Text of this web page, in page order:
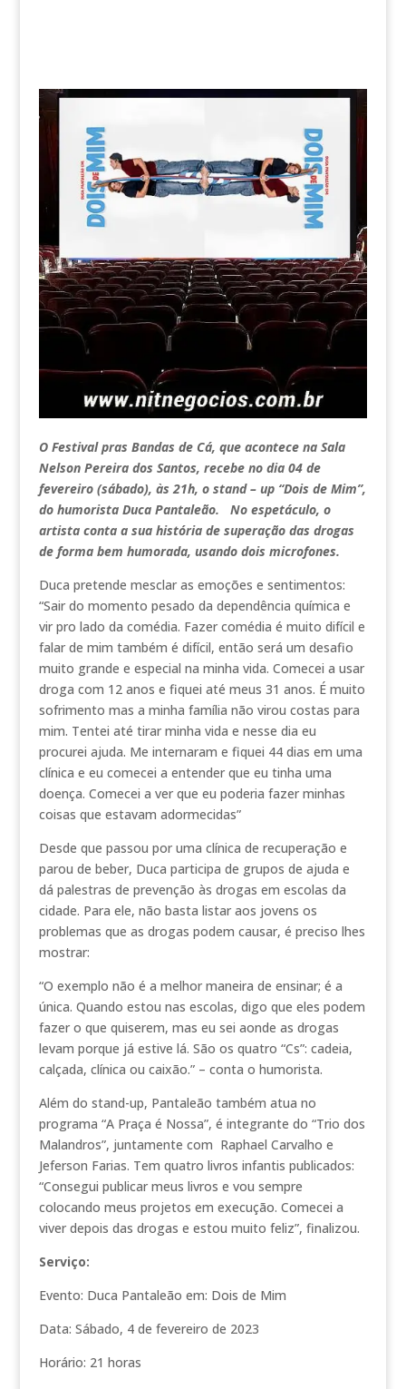
O Festival pras Bandas de Cá, que acontece na Sala
Nelson Pereira dos Santos, recebe no dia 04 de
fevereiro (sábado), às 21h, o stand – up “Dois de Mim”,
do humorista Duca Pantaleão. No espetáculo, o
artista conta a sua história de superação das drogas
de forma bem humorada, usando dois microfones.
Duca pretende mesclar as emoções e sentimentos:
“Sair do momento pesado da dependência química e
vir pro lado da comédia. Fazer comédia é muito difícil e
falar de mim também é difícil, então será um desafio
muito grande e especial na minha vida. Comecei a usar
droga com 12 anos e fiquei até meus 31 anos. É muito
sofrimento mas a minha família não virou costas para
mim. Tentei até tirar minha vida e nesse dia eu
procurei ajuda. Me internaram e fiquei 44 dias em uma
clínica e eu comecei a entender que eu tinha uma
doença. Comecei a ver que eu poderia fazer minhas
coisas que estavam adormecidas”
Desde que passou por uma clínica de recuperação e
parou de beber, Duca participa de grupos de ajuda e
dá palestras de prevenção às drogas em escolas da
cidade. Para ele, não basta listar aos jovens os
problemas que as drogas podem causar, é preciso lhes
mostrar:
“O exemplo não é a melhor maneira de ensinar; é a
única. Quando estou nas escolas, digo que eles podem
fazer o que quiserem, mas eu sei aonde as drogas
levam porque já estive lá. São os quatro “Cs”: cadeia,
calçada, clínica ou caixão.” – conta o humorista.
Além do stand-up, Pantaleão também atua no
programa “A Praça é Nossa”, é integrante do “Trio dos
Malandros”, juntamente com Raphael Carvalho e
Jeferson Farias. Tem quatro livros infantis publicados:
“Consegui publicar meus livros e vou sempre
colocando meus projetos em execução. Comecei a
viver depois das drogas e estou muito feliz”, finalizou.
Serviço:
Evento: Duca Pantaleão em: Dois de Mim
Data: Sábado, 4 de fevereiro de 2023
Horário: 21 horas